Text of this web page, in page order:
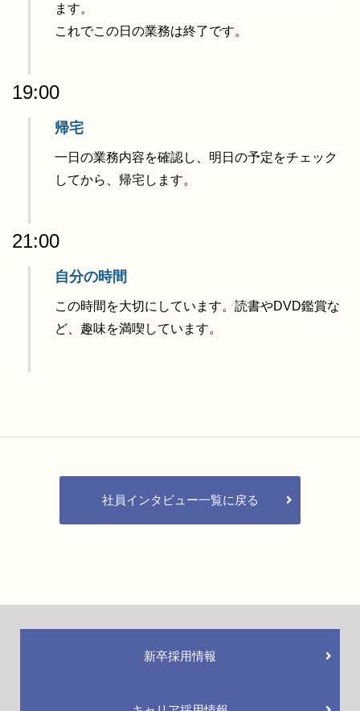
ます。
これでこの日の業務は終了です。
19:00
帰宅
一日の業務内容を確認し、明日の予定をチェック
してから、帰宅します。
21:00
自分の時間
この時間を大切にしています。読書やDVD鑑賞な
ど、趣味を満喫しています。
社員インタビュー一覧に戻る
新卒採用情報